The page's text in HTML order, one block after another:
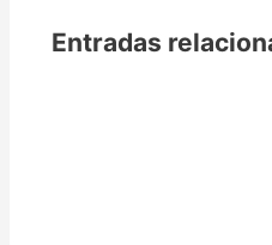
Entradas